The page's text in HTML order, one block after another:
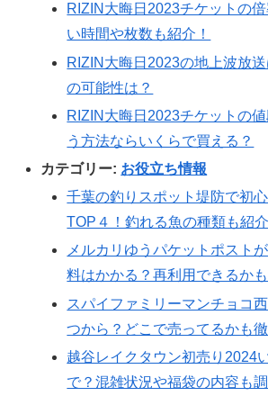
RIZIN大晦日2023チケットの
い時間や枚数も紹介！
RIZIN大晦日2023の地上波放
の可能性は？
RIZIN大晦日2023チケットの
う方法ならいくらで買える？
カテゴリー: お役立ち情報
千葉の釣りスポット堤防で初
TOP４！釣れる魚の種類も紹介
メルカリゆうパケットポスト
料はかかる？再利用できるかも
スパイファミリーマンチョコ
つから？どこで売ってるかも徹
越谷レイクタウン初売り2024
で？混雑状況や福袋の内容も調